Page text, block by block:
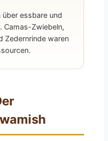
essbare und
Camas-Zwiebeln,
Zedernrinde waren